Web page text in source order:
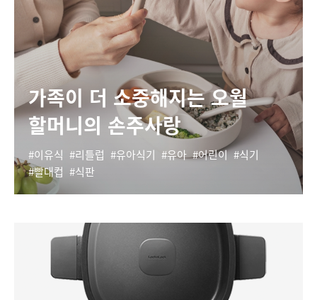
가족이 더 소중해지는 오월
할머니의 손주사랑
이유식 리틀럽 유아식기 유아 어린이
식기
빨대컵
식판